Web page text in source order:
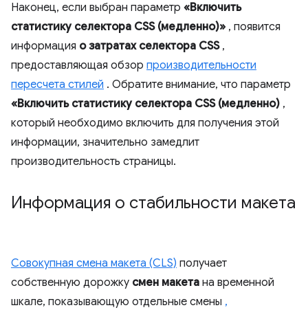
Наконец, если выбран параметр «Включить
статистику селектора CSS (медленно)» , появится
информация о затратах селектора CSS,
предоставляющая обзор производительности
пересчета стилей . Обратите внимание, что параметр
«Включить статистику селектора CSS (медленно) ,
который необходимо включить для получения этой
информации, значительно замедлит
производительность страницы.
Информация о стабильности макета
Совокупная смена макета (CLS) получает
собственную дорожку смен макета на временной
шкале, показывающую отдельные смены ,